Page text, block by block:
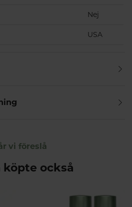
Nej
USA
vi föreslå
köpte också